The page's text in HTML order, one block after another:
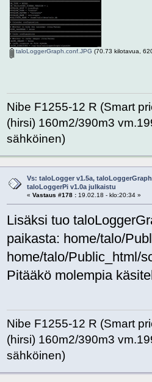
taloLoggerGraph.conf.JPG (70.73 kilotavua,
Nibe F1255-12 R (Smart
(hirsi) 160m2/390m3
sähköinen)
Vs: taloLogger v1.5a, taloLoggerGraph
taloLoggerPi v1.0a julkaistu
« Vastaus #178 :19.02.18 - klo:20:34 »
Lisäksi tuo
paikasta: home/talo/
home/talo/Public_html/
Pitääkö molempia
Nibe F1255-12 R (Smart
(hirsi) 160m2/390m3
sähköinen)